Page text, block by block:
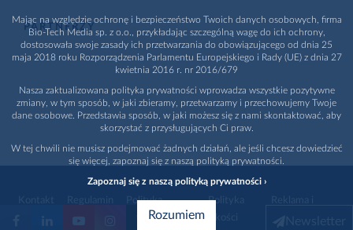
PARTNERZY
Polityka
prywatności
Polityka
promocja
Mając na względzie ochronę i bezpieczeństwo Twoich danych osobowych, firma
Bio-Tech Media sp. z o.o., przykładając szczególną wagę do ich ochrony,
dostosowała swoje zasady ich przetwarzania do obowiązującego od dnia 25
maja 2018 roku Rozporządzenia Parlamentu Europejskiego i Rady (UE) z dnia 27
kwietnia 2016 r. nr 2016/679
Nasza zaktualizowana polityka prywatności wprowadza wszystkie pozytywne
zmiany, w tym sposób, w jaki zbieramy, przetwarzamy i przechowujemy Twoje
dane osobowe. Przedstawia sposób, w jaki możesz się z nami skontaktować, aby
skorzystać z przysługujących Ci praw.
W tej chwili nie musisz podejmować żadnych działań, ale jeśli chcesz dowiedzieć
się więcej, zapoznaj się z naszą polityką prywatności.
Zapoznaj się z naszą polityką prywatności ›
Rozumiem Newsletter